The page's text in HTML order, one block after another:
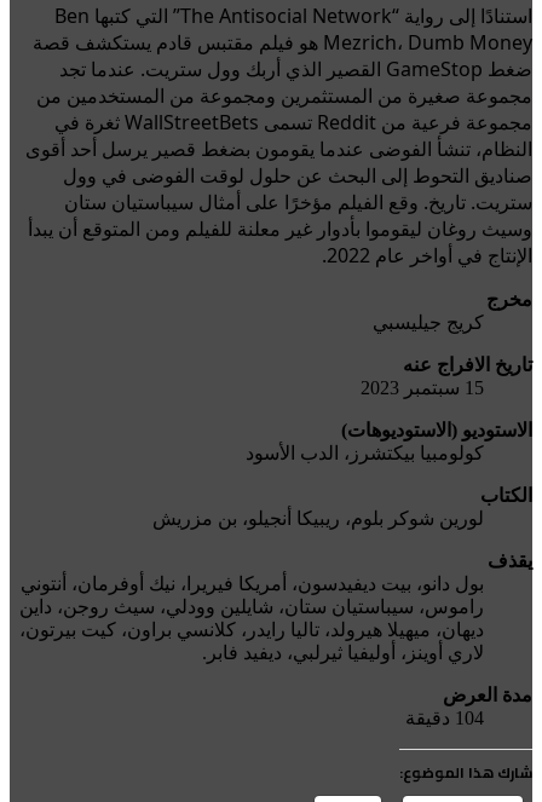
استنادًا إلى رواية “The Antisocial Network” التي كتبها Ben
Mezrich، Dumb Money هو فيلم مقتبس قادم يستكشف قصة
ضغط GameStop القصير الذي أربك وول ستريت. عندما تجد
مجموعة صغيرة من المستثمرين ومجموعة من المستخدمين من
مجموعة فرعية من Reddit تسمى WallStreetBets ثغرة في
النظام، تنشأ الفوضى عندما يقومون بضغط قصير يرسل أحد أقوى
صناديق التحوط إلى البحث عن حلول لوقت الفوضى في وول
ستريت. تاريخ. وقع الفيلم مؤخرًا على أمثال سيباستيان ستان
وسيث روغان ليقوموا بأدوار غير معلنة للفيلم ومن المتوقع أن يبدأ
الإنتاج في أواخر عام 2022.
مخرج
كريج جيليسبي
تاريخ الافراج عنه
15 سبتمبر 2023
الاستوديو (الاستوديوهات)
كولومبيا بيكتشرز، الدب الأسود
الكتاب
لورين شوكر بلوم، ريبيكا أنجيلو، بن مزريش
يقذف
بول دانو، بيت ديفيدسون، أمريكا فيريرا، نيك أوفرمان، أنتوني
راموس، سيباستيان ستان، شايلين وودلي، سيث روجن، داين
ديهان، ميهيلا هيرولد، تاليا رايدر، كلانسي براون، كيت بيرتون،
لاري أوينز، أوليفيا ثيرلبي، ديفيد فابر.
مدة العرض
104 دقيقة
شارك هذا الموضوع: